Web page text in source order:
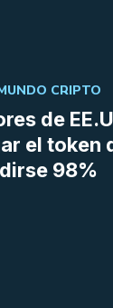
de
el token
98%
CRIPTO